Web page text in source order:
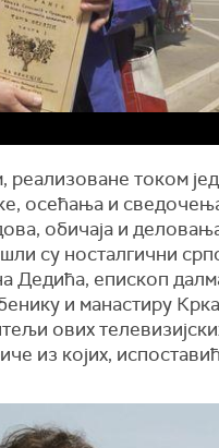
током
осећања и
обичаја и
су носталгични
Дедића, епископ
и манастиру
ових
из којих,